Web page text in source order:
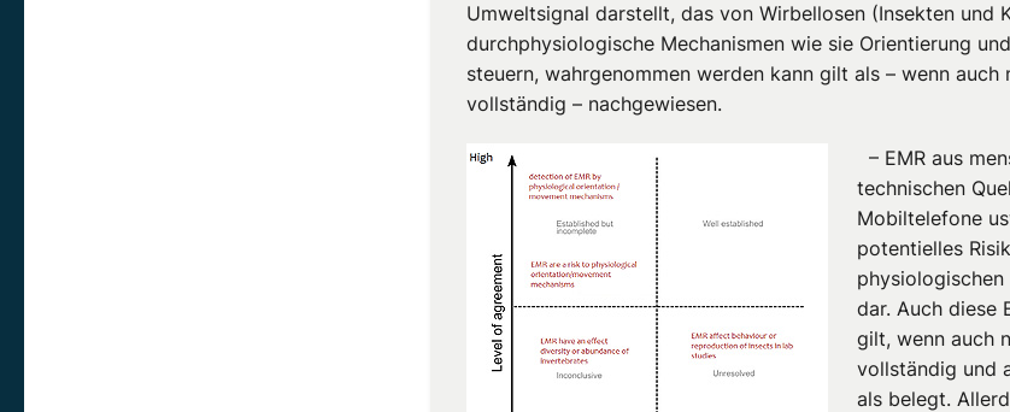
Umweltsignal darstellt, das von Wirbellosen (Insekten und
durchphysiologische Mechanismen wie sie Orientierung
steuern, wahrgenommen werden kann gilt als – wenn auch
vollständig – nachgewiesen.
– EMR aus
technischen
Mobiltelefone
potentielles
physiologischen
dar. Auch diese
gilt, wenn auch
vollständig und
als belegt.